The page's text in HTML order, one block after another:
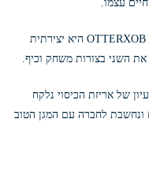
עצמו.
כמו בעל החיים שעל שמו נקרא ; החבורה של OTTERXOB היא יצירתית
השני בצורות משחק וכיף.
של אריזת הכיסוי נלקח
לחברה עם המגן הטוב